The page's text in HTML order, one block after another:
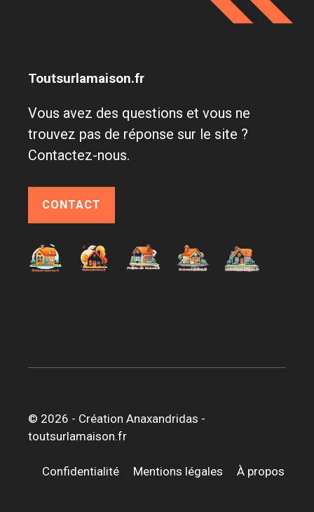
Toutsurlamaison.fr
Vous avez des questions et vous ne
trouvez pas de réponse sur le site ?
Contactez-nous.
CONTACT
© 2026 - Création Anaxandridas -
toutsurlamaison.fr
Confidentialité Mentions légales À propos